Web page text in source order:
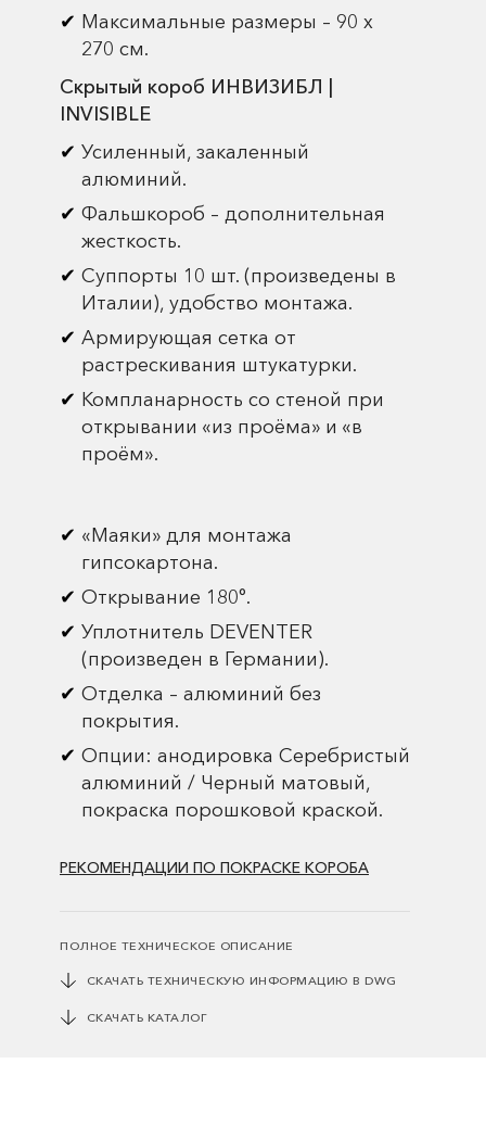
Максимальные размеры – 90 х
270 см.
Скрытый короб ИНВИЗИБЛ |
INVISIBLE
Усиленный, закаленный
алюминий.
Фальшкороб – дополнительная
жесткость.
Суппорты 10 шт. (произведены в
Италии), удобство монтажа.
Армирующая сетка от
растрескивания штукатурки.
Компланарность со стеной при
открывании «из проёма» и «в
проём».
«Маяки» для монтажа
гипсокартона.
Открывание 180°.
Уплотнитель DEVENTER
(произведен в Германии).
Отделка – алюминий без
покрытия.
Опции: анодировка Серебристый
алюминий / Черный матовый,
покраска порошковой краской.
РЕКОМЕНДАЦИИ ПО ПОКРАСКЕ КОРОБА
ПОЛНОЕ ТЕХНИЧЕСКОЕ ОПИСАНИЕ
СКАЧАТЬ ТЕХНИЧЕСКУЮ ИНФОРМАЦИЮ В DWG
СКАЧАТЬ КАТАЛОГ